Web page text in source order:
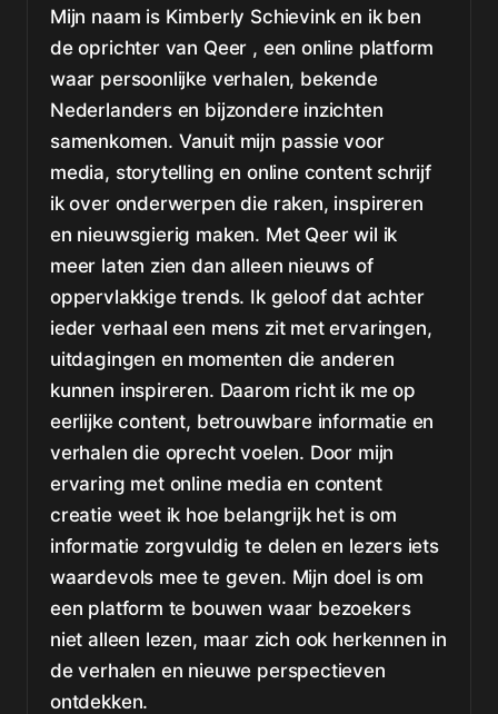
Mijn naam is Kimberly Schievink en ik ben
de oprichter van Qeer , een online platform
waar persoonlijke verhalen, bekende
Nederlanders en bijzondere inzichten
samenkomen. Vanuit mijn passie voor
media, storytelling en online content schrijf
ik over onderwerpen die raken, inspireren
en nieuwsgierig maken. Met Qeer wil ik
meer laten zien dan alleen nieuws of
oppervlakkige trends. Ik geloof dat achter
ieder verhaal een mens zit met ervaringen,
uitdagingen en momenten die anderen
kunnen inspireren. Daarom richt ik me op
eerlijke content, betrouwbare informatie en
verhalen die oprecht voelen. Door mijn
ervaring met online media en content
creatie weet ik hoe belangrijk het is om
informatie zorgvuldig te delen en lezers iets
waardevols mee te geven. Mijn doel is om
een platform te bouwen waar bezoekers
niet alleen lezen, maar zich ook herkennen in
de verhalen en nieuwe perspectieven
ontdekken.